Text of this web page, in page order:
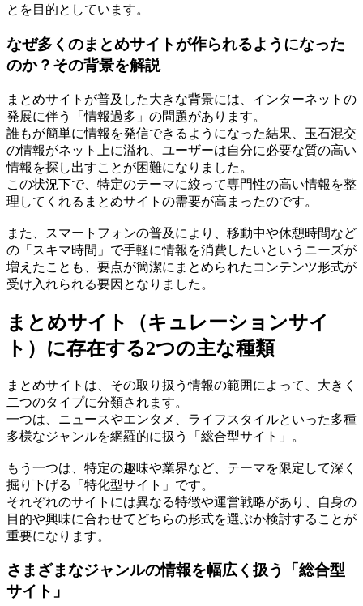
とを目的としています。
なぜ多くのまとめサイトが作られるようになった
のか？その背景を解説
まとめサイトが普及した大きな背景には、インターネットの
発展に伴う「情報過多」の問題があります。
誰もが簡単に情報を発信できるようになった結果、玉石混交
の情報がネット上に溢れ、ユーザーは自分に必要な質の高い
情報を探し出すことが困難になりました。
この状況下で、特定のテーマに絞って専門性の高い情報を整
理してくれるまとめサイトの需要が高まったのです。
また、スマートフォンの普及により、移動中や休憩時間など
の「スキマ時間」で手軽に情報を消費したいというニーズが
増えたことも、要点が簡潔にまとめられたコンテンツ形式が
受け入れられる要因となりました。
まとめサイト（キュレーションサイ
ト）に存在する2つの主な種類
まとめサイトは、その取り扱う情報の範囲によって、大きく
二つのタイプに分類されます。
一つは、ニュースやエンタメ、ライフスタイルといった多種
多様なジャンルを網羅的に扱う「総合型サイト」。
もう一つは、特定の趣味や業界など、テーマを限定して深く
掘り下げる「特化型サイト」です。
それぞれのサイトには異なる特徴や運営戦略があり、自身の
目的や興味に合わせてどちらの形式を選ぶか検討することが
重要になります。
さまざまなジャンルの情報を幅広く扱う「総合型
サイト」